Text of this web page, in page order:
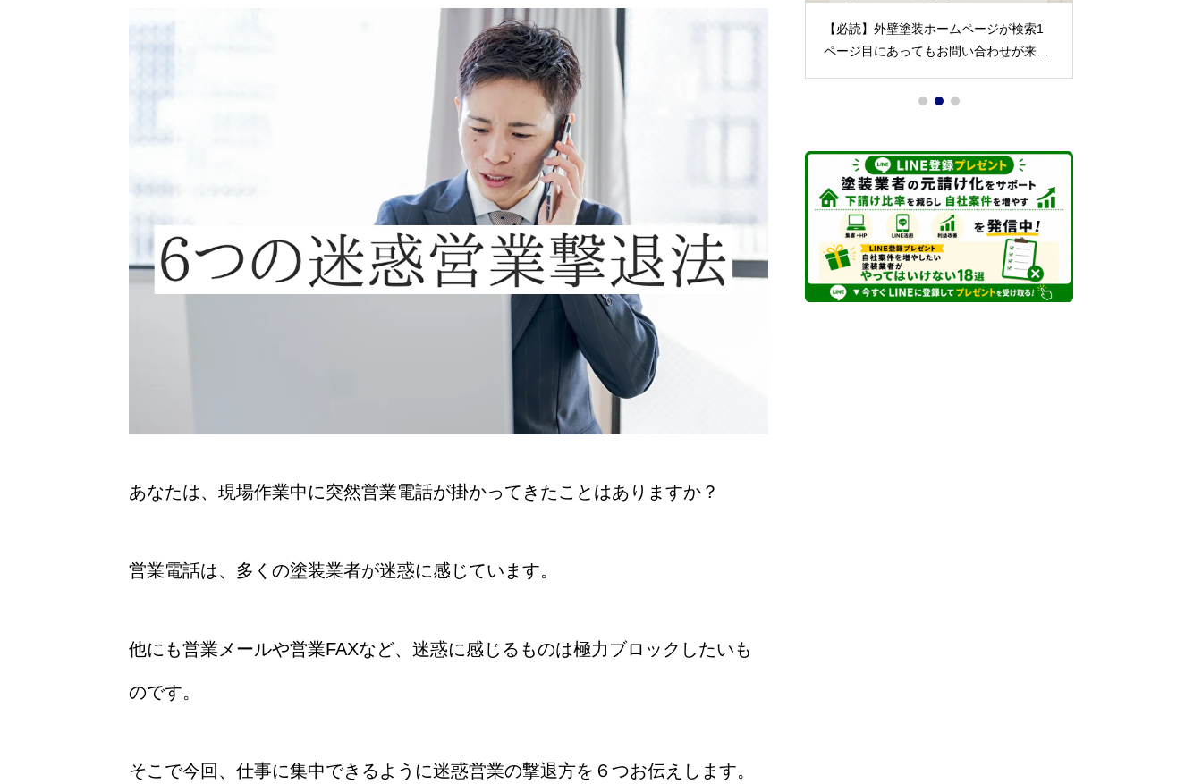
あなたは、現場作業中に突然営業電話が掛かってきたことはありますか？
営業電話は、多くの塗装業者が迷惑に感じています。
他にも営業メールや営業FAXなど、迷惑に感じるものは極力ブロックしたいも
のです。
そこで今回、仕事に集中できるように迷惑営業の撃退方を６つお伝えします。
【塗装屋向け】リスクをとらないことこ
そ最大のリスク
【必読】外壁塗装ホームページが検索1
ページ目にあってもお問い合わせが来な